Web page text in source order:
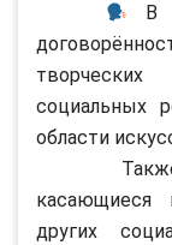
В
творческих
социальных
области
Также
касающиеся
других